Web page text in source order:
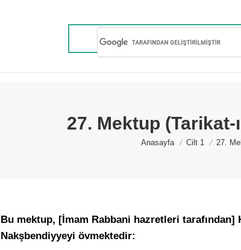
27. Mektup
You are here:
Anasayfa Cilt 1 27.
Bu mektup, [İmam Rabbani hazretleri tarafından]
Nakşbendiyyeyi övmektedir: